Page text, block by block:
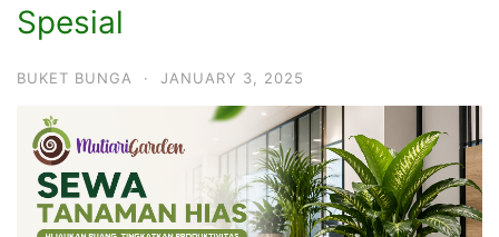
Spesial
BUKET BUNGA · JANUARY 3, 2025